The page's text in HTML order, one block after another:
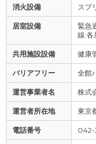
消火設備 スプ
居室設備
緊急
線:各
共用施設設備 健康
バリアフリー 全館
運営事業者名 株式
運営者所在地 東京
電話番号 042-